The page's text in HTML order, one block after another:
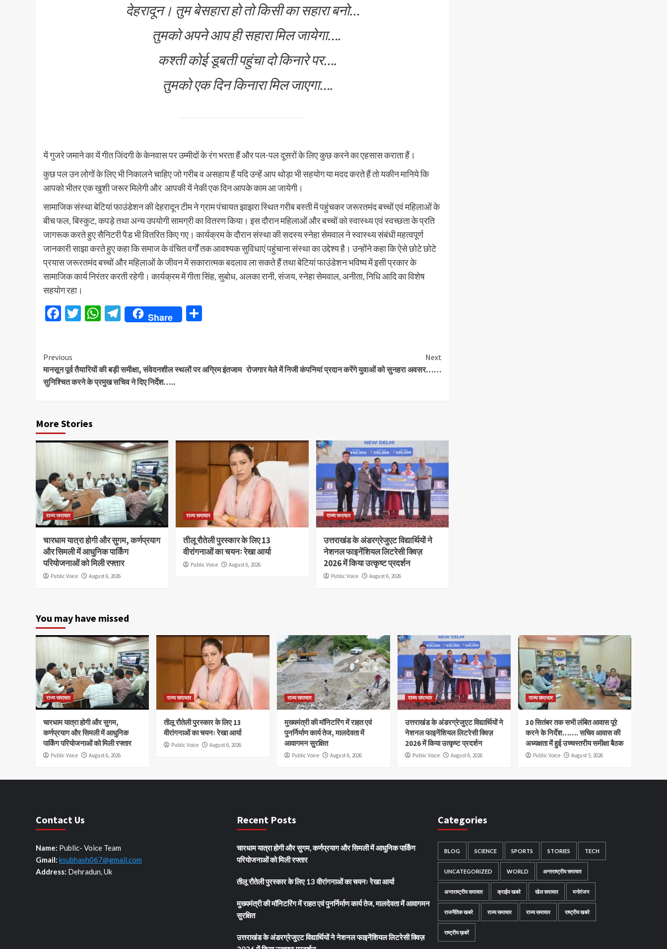
देहरादून। तुम बेसहारा हो तो किसी का सहारा बनो…
तुमको अपने आप ही सहारा मिल जायेगा….
कश्ती कोई डूबती पहुंचा दो किनारे पर….
तुमको एक दिन किनारा मिल जाएगा….
यें गुजरे जमाने का यें गीत जिंदगी के केनवास पर उम्मीदों के रंग भरता हैं और पल-पल दूसरों के लिए कुछ करने का एहसास कराता हैं।
कुछ पल उन लोगों के लिए भी निकालने चाहिए जो गरीब व असहाय हैं यदि उन्हें आप थोड़ा भी सहयोग या मदद करते हैं तो यकीन मानिये कि
आपको भीतर एक खुशी जरूर मिलेगी और आपकी यें नेकी एक दिन आपके काम आ जायेगी।
सामाजिक संस्था बेटियां फाउंडेशन की देहरादून टीम ने ग्राम पंचायत झाझरा स्थित गरीब बस्ती में पहुंचकर जरूरतमंद बच्चों एवं महिलाओं के
बीच फल, बिस्कुट, कपड़े तथा अन्य उपयोगी सामग्री का वितरण किया। इस दौरान महिलाओं और बच्चों को स्वास्थ्य एवं स्वच्छता के प्रति
जागरूक करते हुए सैनिटरी पैड भी वितरित किए गए। कार्यक्रम के दौरान संस्था की सदस्य स्नेहा सेमवाल ने स्वास्थ्य संबंधी महत्वपूर्ण
जानकारी साझा करते हुए कहा कि समाज के वंचित वर्गों तक आवश्यक सुविधाएं पहुंचाना संस्था का उद्देश्य है। उन्होंने कहा कि ऐसे छोटे छोटे
प्रयास जरूरतमंद बच्चों और महिलाओं के जीवन में सकारात्मक बदलाव ला सकते हैं तथा बेटियां फाउंडेशन भविष्य में इसी प्रकार के
सामाजिक कार्य निरंतर करती रहेगी। कार्यक्रम में गीता सिंह, सुबोध, अलका रानी, संजय, स्नेहा सेमवाल, अनीता, निधि आदि का विशेष
सहयोग रहा।
Facebook
Twitter
WhatsApp
Telegram
Share
Continue
Reading
Previous
मानसून पूर्व तैयारियों की बड़ी समीक्षा, संवेदनशील स्थलों पर अग्रिम इंतजाम
सुनिश्चित करने के प्रमुख सचिव ने दिए निर्देश…..
Next
रोजगार मेले में निजी कंपनियां प्रदान करेंगे युवाओं को सुनहरा अवसर……
More Stories
राज्य समाचार
चारधाम यात्रा होगी और सुगम, कर्णप्रयाग
और सिमली में आधुनिक पार्किंग
परियोजनाओं को मिली रफ्तार
Public Voice August 6, 2026
राज्य समाचार
तीलू रौतेली पुरस्कार के लिए 13
वीरांगनाओं का चयनः रेखा आर्या
Public Voice August 6, 2026
राज्य समाचार
उत्तराखंड के अंडरग्रेजुएट विद्यार्थियों ने
नेशनल फाइनेंशियल लिटरेसी क्विज़
2026 में किया उत्कृष्ट प्रदर्शन
Public Voice August 6, 2026
You may have missed
राज्य समाचार
चारधाम यात्रा होगी और सुगम,
कर्णप्रयाग और सिमली में आधुनिक
पार्किंग परियोजनाओं को मिली रफ्तार
Public Voice August 6, 2026
राज्य समाचार
तीलू रौतेली पुरस्कार के लिए 13
वीरांगनाओं का चयनः रेखा आर्या
Public Voice August 6, 2026
राज्य समाचार
मुख्यमंत्री की मॉनिटरिंग में राहत एवं
पुनर्निर्माण कार्य तेज, मालदेवता में
आवागमन सुरक्षित
Public Voice August 6, 2026
राज्य समाचार
उत्तराखंड के अंडरग्रेजुएट विद्यार्थियों ने
नेशनल फाइनेंशियल लिटरेसी क्विज़
2026 में किया उत्कृष्ट प्रदर्शन
Public Voice August 6, 2026
राज्य समाचार
30 सितंबर तक सभी लंबित आवास पूरे
करने के निर्देश……. सचिव आवास की
अध्यक्षता में हुई उच्चस्तरीय समीक्षा बैठक
Public Voice August 5, 2026
Contact Us
Name: Public- Voice Team
Gmail: ksubhash067@gmail.com
Address: Dehradun, Uk
Recent Posts
चारधाम यात्रा होगी और सुगम, कर्णप्रयाग और सिमली में आधुनिक पार्किंग
परियोजनाओं को मिली रफ्तार
तीलू रौतेली पुरस्कार के लिए 13 वीरांगनाओं का चयनः रेखा आर्या
मुख्यमंत्री की मॉनिटरिंग में राहत एवं पुनर्निर्माण कार्य तेज, मालदेवता में आवागमन
सुरक्षित
उत्तराखंड के अंडरग्रेजुएट विद्यार्थियों ने नेशनल फाइनेंशियल लिटरेसी क्विज़
Categories
BLOG SCIENCE SPORTS STORIES TECH
UNCATEGORIZED WORLD अन्तराष्ट्रीय समाचार
अन्तराष्ट्रीय समाचार क्राईम खबरे खेल समाचार मनोरंजन
राजनैतिक खबरे राज्य समाचार राज्य समाचार राष्ट्रीय खबरे
राष्ट्रीय ख़बरें